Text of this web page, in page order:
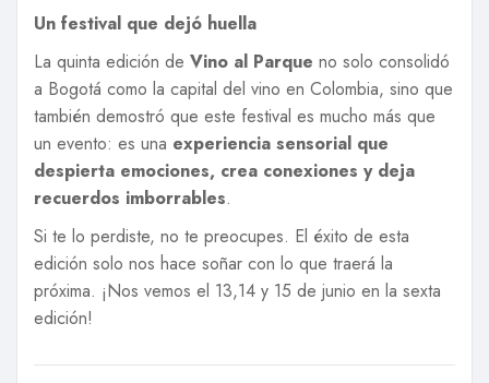
Un festival que dejó huella
La quinta edición de Vino al Parque no solo consolidó
a Bogotá como la capital del vino en Colombia, sino que
también demostró que este festival es mucho más que
un evento: es una experiencia sensorial que
despierta emociones, crea conexiones y deja
recuerdos imborrables.
Si te lo perdiste, no te preocupes. El éxito de esta
edición solo nos hace soñar con lo que traerá la
próxima. ¡Nos vemos el 13,14 y 15 de junio en la sexta
edición!